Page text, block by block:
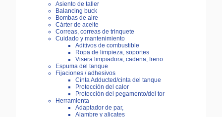
Asiento de taller
Balancing buck
Bombas de aire
Cárter de aceite
Correas, correas de trinquete
Cuidado y mantenimiento
Aditivos de combustible
Ropa de limpieza, soportes
Visera limpiadora, cadena, freno
Espuma del tanque
Fijaciones / adhesivos
Cinta Adducted/cinta del tanque
Protección del calor
Protección del pegamento/del tor
Herramienta
Adaptador de par,
Alambre y alicates